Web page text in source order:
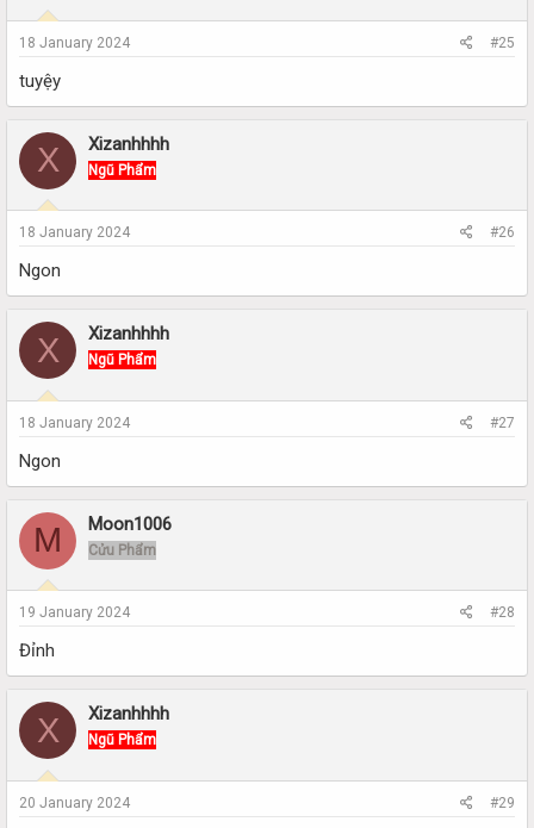
18 January 2024 #25
tuyệy
X Xizanhhhh
Ngũ Phẩm
18 January 2024 #26
Ngon
X Xizanhhhh
Ngũ Phẩm
18 January 2024 #27
Ngon
M Moon1006
Cửu Phẩm
19 January 2024 #28
Đỉnh
X Xizanhhhh
Ngũ Phẩm
20 January 2024 #29